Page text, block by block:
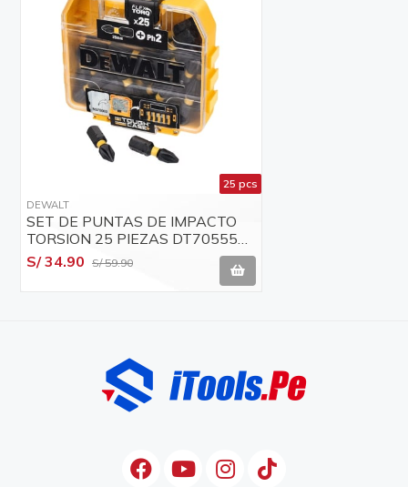
25 pcs
DEWALT
SET DE PUNTAS DE IMPACTO
TORSION 25 PIEZAS DT70555T-
QZ DEWALT
S/ 34.90 S/ 59.90